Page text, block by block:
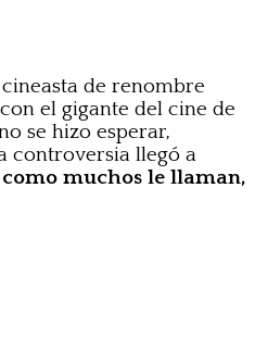
de renombre
el gigante del cine de
se hizo esperar,
controversia llegó a
como muchos le llaman,